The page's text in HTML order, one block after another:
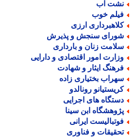
آب
خوب
ارزی
سنجش و پذیرش
زنان و بارداری
امور اقتصادی و دارایی
ایثار و شهادت
بختیاری زاده
رونالدو
های اجرایی
ابن سینا
ایرانی
و فناوری